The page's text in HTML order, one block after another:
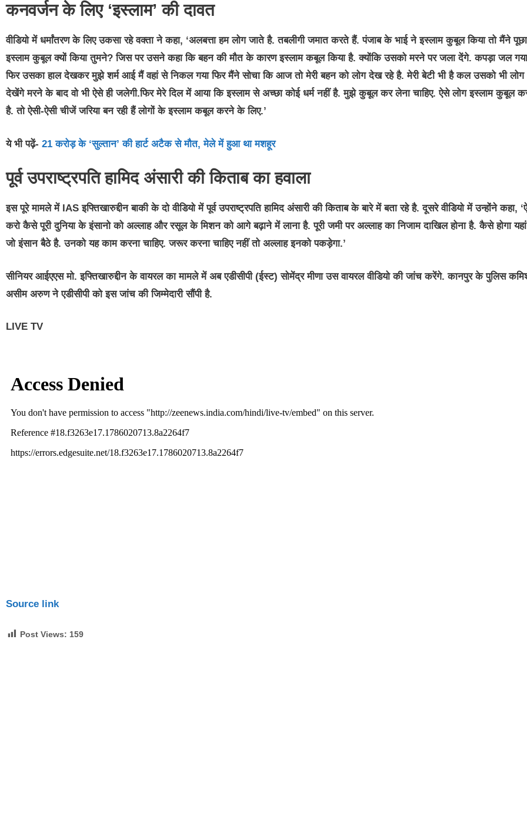
कनवर्जन के लिए ‘इस्लाम’ की दावत
वीडियो में धर्मांतरण के लिए उकसा रहे वक्ता ने कहा, ‘अलबत्ता हम लोग जाते है. तबलीगी जमात करते हैं. पंजाब के भाई ने इस्लाम कुबूल किया तो मैंने पूछा
इस्लाम कुबूल क्यों किया तुमने? जिस पर उसने कहा कि बहन की मौत के कारण इस्लाम कबूल किया है. क्योंकि उसको मरने पर जला देंगे. कपड़ा जल गया
फिर उसका हाल देखकर मुझे शर्म आई मैं वहां से निकल गया फिर मैंने सोचा कि आज तो मेरी बहन को लोग देख रहे है. मेरी बेटी भी है कल उसको भी लोग
देखेंगे मरने के बाद वो भी ऐसे ही जलेगी.फिर मेरे दिल में आया कि इस्लाम से अच्छा कोई धर्म नहीं है. मुझे कुबूल कर लेना चाहिए. ऐसे लोग इस्लाम कुबूल
है. तो ऐसी-ऐसी चीजें जरिया बन रही हैं लोगों के इस्लाम कबूल करने के लिए.’
ये भी पढ़ें- 21 करोड़ के ‘सुल्‍तान’ की हार्ट अटैक से मौत, मेले में हुआ था मशहूर
पूर्व उपराष्ट्रपति हामिद अंसारी की किताब का हवाला
इस पूरे मामले में IAS इफ्तिखारुद्दीन बाकी के दो वीडियो में पूर्व उपराष्ट्रपति हामिद अंसारी की किताब के बारे में बता रहे है. दूसरे वीडियो में उन्होंने कहा,
करो कैसे पूरी दुनिया के इंसानो को अल्लाह और रसूल के मिशन को आगे बढ़ाने में लाना है. पूरी जमी पर अल्लाह का निजाम दाखिल होना है. कैसे होगा
जो इंसान बैठे है. उनको यह काम करना चाहिए. जरूर करना चाहिए नहीं तो अल्लाह इनको पकड़ेगा.’
सीनियर आईएएस मो. इफ्तिखारुद्दीन के वायरल का मामले में अब एडीसीपी (ईस्ट) सोमेंद्र मीणा उस वायरल वीडियो की जांच करेंगे. कानपुर के पुलिस
असीम अरुण ने एडीसीपी को इस जांच की जिम्मेदारी सौंपी है.
LIVE TV
Source link
Post Views: 159